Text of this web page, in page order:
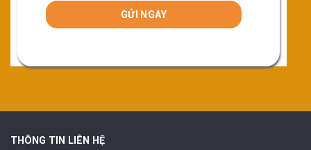
THÔNG TIN LIÊN HỆ